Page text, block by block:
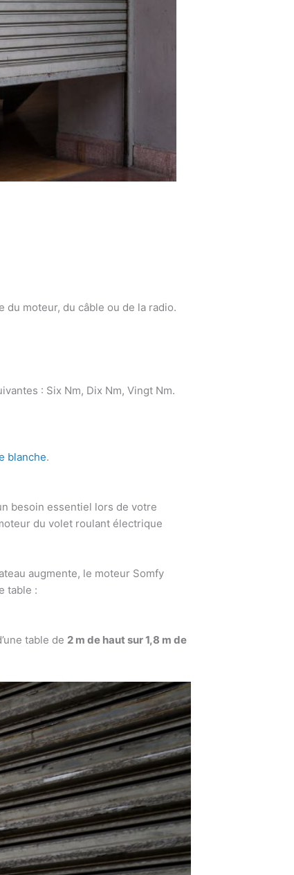
moteur, du câble ou de la radio.
: Six Nm, Dix Nm, Vingt Nm.
blanche.
besoin essentiel lors de votre
du volet roulant électrique
augmente, le moteur Somfy
table :
table de 2 m de haut sur 1,8 m de